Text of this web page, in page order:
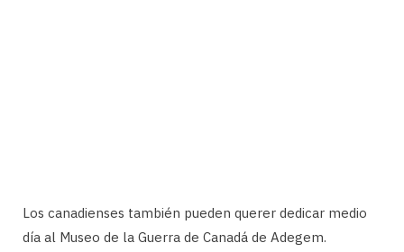
Los canadienses también pueden querer dedicar medio
día al Museo de la Guerra de Canadá de Adegem.